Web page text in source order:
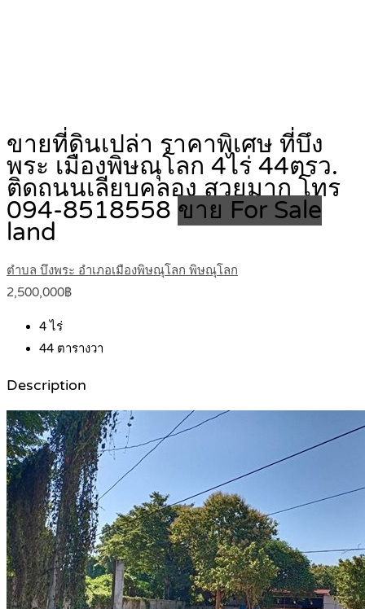
ขายที่ดินเปล่า ราคาพิเศษ ที่บึง
พระ เมืองพิษณุโลก 4ไร่ 44ตรว.
ติดถนนเลียบคลอง สวยมาก โทร
094-8518558 ขาย For Sale
land
ตำบล บึงพระ อำเภอเมืองพิษณุโลก พิษณุโลก
2,500,000฿
4ไร่
44 ตารางวา
Description